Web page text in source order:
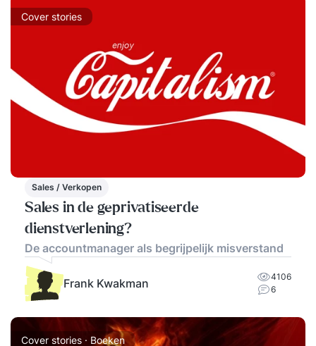
Cover stories
Sales / Verkopen
Sales in de geprivatiseerde
dienstverlening?
De accountmanager als begrijpelijk misverstand
Frank Kwakman
4106
6
Cover stories · Boeken